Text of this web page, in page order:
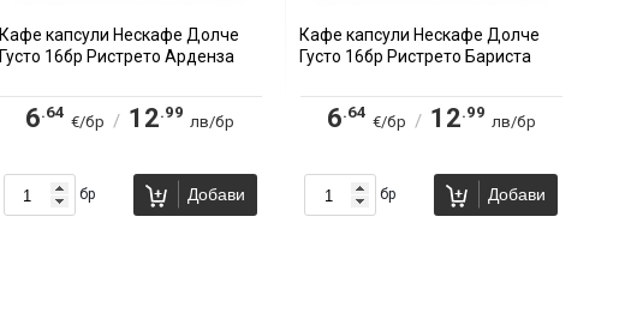
Кафе капсули Нескафе Долче
Густо 16бр Ристрето Арденза
6.64
€/бр / 12.99
лв/бр
бр Добави
Кафе капсули Нескафе Долче
Густо 16бр Ристрето Бариста
6.64
€/бр / 12.99
лв/бр
бр Добави